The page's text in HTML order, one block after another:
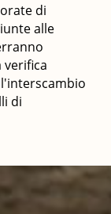
di
alle
verifica
di